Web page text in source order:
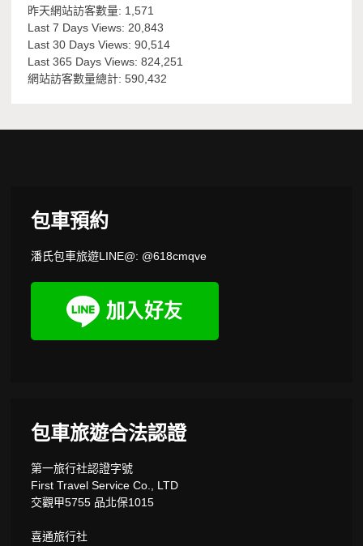
昨天網站訪客數量: 1,571
Last 7 Days Views: 20,843
Last 30 Days Views:90,514
Last 365 Days Views:824,251
網站訪客數量總計:590,432
包車預約
潘氏包車旅遊LINE@: @618cmqve
包車旅遊合法認證
第一旅行社認證字號
First Travel Service Co., LTD
交觀甲5755 品北保1015
喜通旅行社